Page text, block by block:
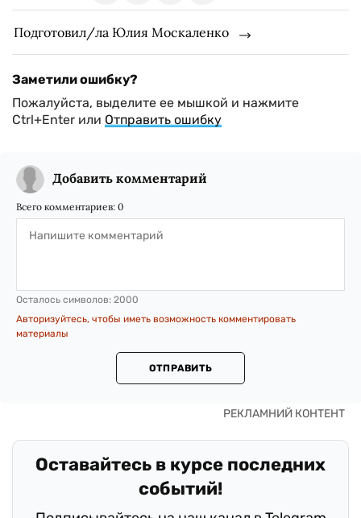
Подготовил/ла Юлия Москаленко
Заметили ошибку?
Пожалуйста, выделите ее мышкой и нажмите
Ctrl+Enter или Отправить ошибку
Добавить комментарий
Всего комментариев: 0
Осталось символов: 2000
Авторизуйтесь, чтобы иметь возможность комментировать
материалы
ОТПРАВИТЬ
Оставайтесь в курсе последних
событий!